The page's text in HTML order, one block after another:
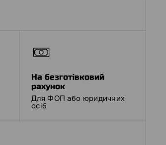
На безготівковий
рахунок
Для ФОП або юридичних
осіб